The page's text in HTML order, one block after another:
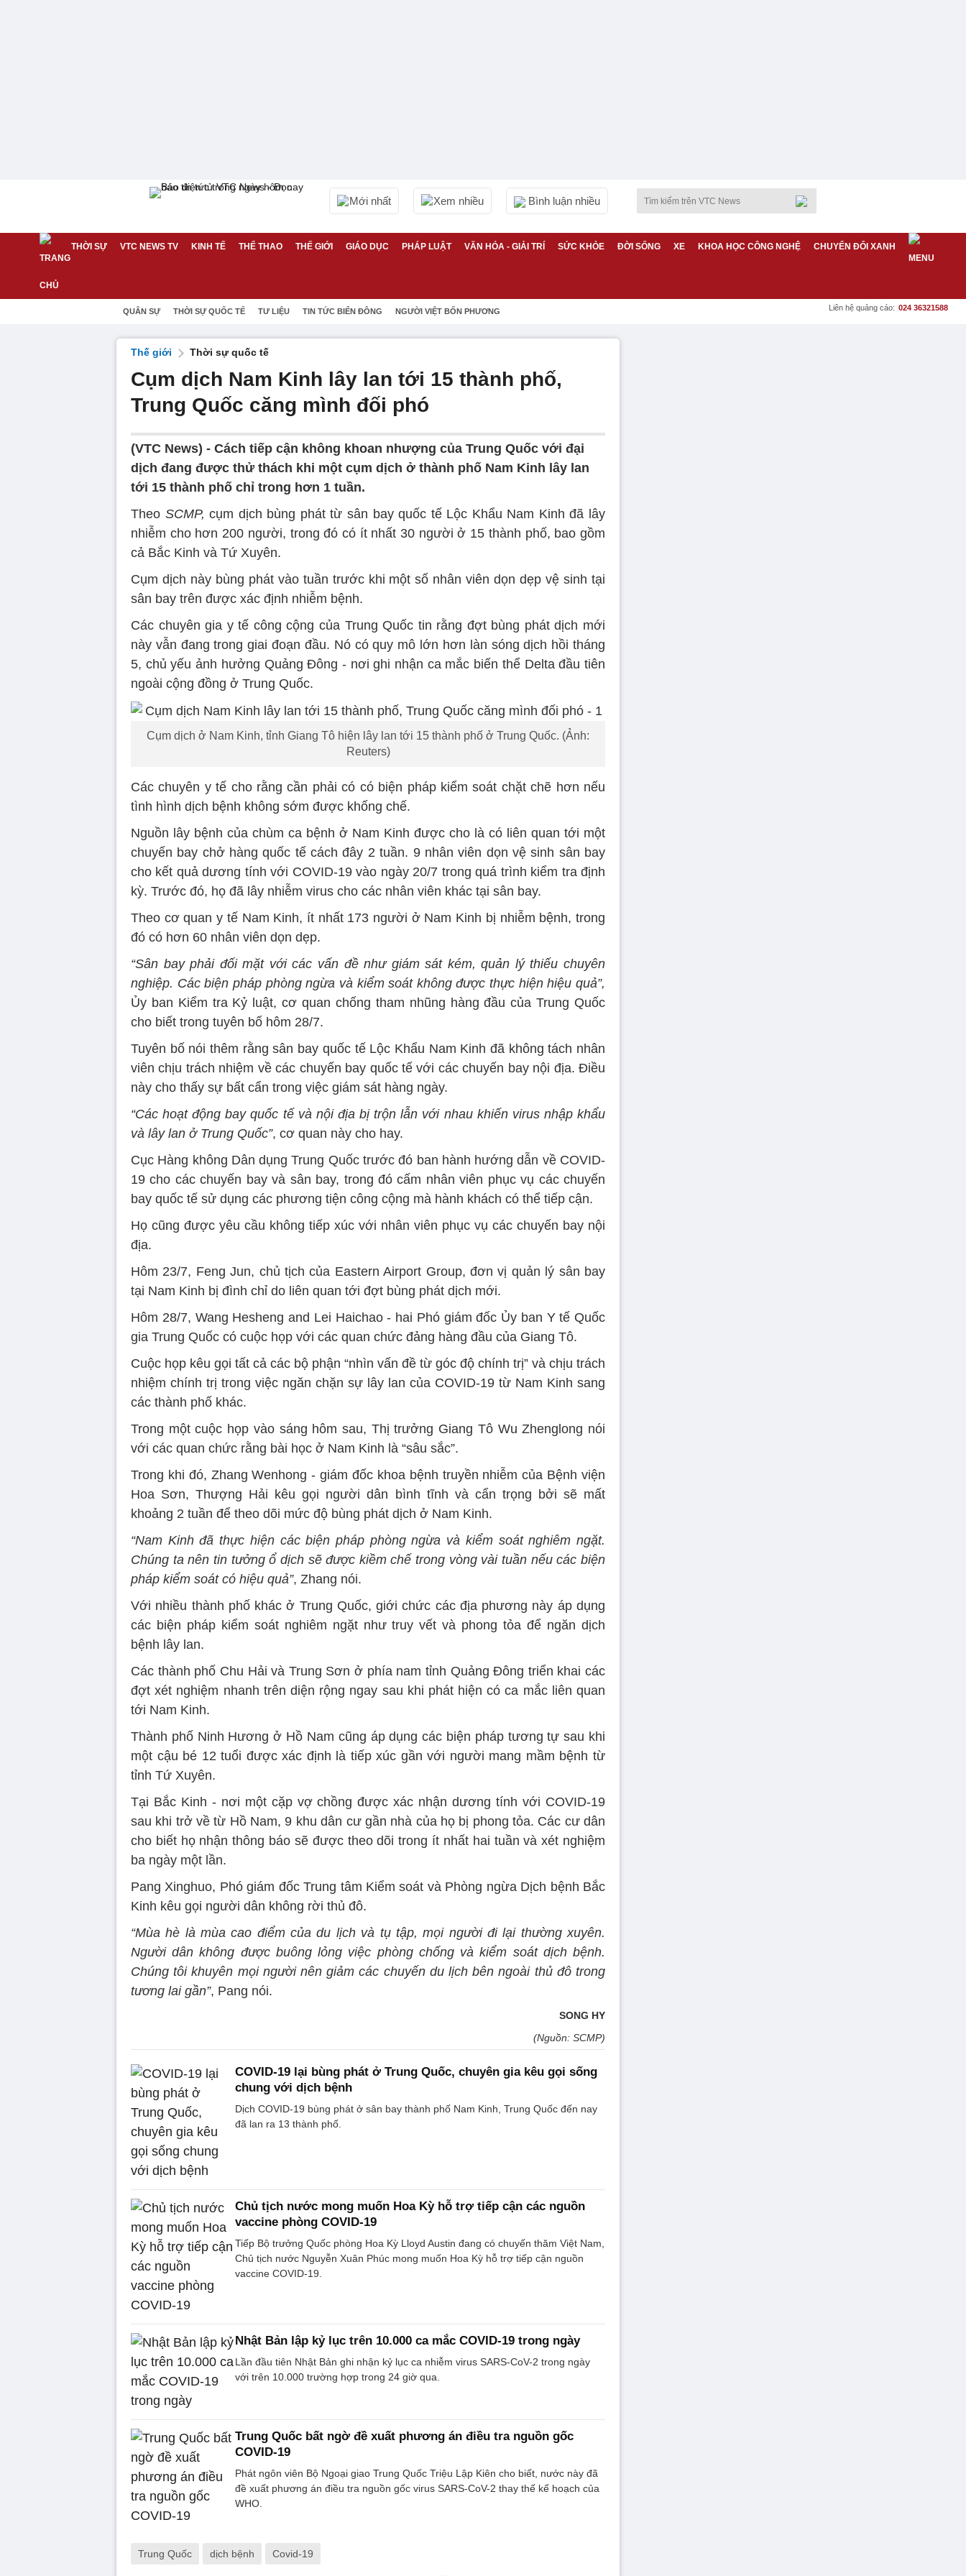
Mới nhất Xem nhiều Bình luận nhiều
THỜI SỰ VTC NEWS TV KINH TẾ THỂ THAO THẾ GIỚI GIÁO DỤC PHÁP LUẬT VĂN HÓA - GIẢI TRÍ SỨC KHỎE ĐỜI SỐNG XE KHOA HỌC CÔNG NGHỆ CHUYỂN ĐỔI XANH
QUÂN SỰ THỜI SỰ QUỐC TẾ TƯ LIỆU TIN TỨC BIỂN ĐÔNG NGƯỜI VIỆT BỐN PHƯƠNG Liên hệ quảng cáo: 024 36321588
Thế giới Thời sự quốc tế
Cụm dịch Nam Kinh lây lan tới 15 thành phố,
Trung Quốc căng mình đối phó
(VTC News) - Cách tiếp cận không khoan nhượng của Trung Quốc với đại
dịch đang được thử thách khi một cụm dịch ở thành phố Nam Kinh lây lan
tới 15 thành phố chỉ trong hơn 1 tuần.
Theo SCMP, cụm dịch bùng phát từ sân bay quốc tế Lộc Khẩu Nam Kinh đã lây
nhiễm cho hơn 200 người, trong đó có ít nhất 30 người ở 15 thành phố, bao gồm
cả Bắc Kinh và Tứ Xuyên.
Cụm dịch này bùng phát vào tuần trước khi một số nhân viên dọn dẹp vệ sinh tại
sân bay trên được xác định nhiễm bệnh.
Các chuyên gia y tế công cộng của Trung Quốc tin rằng đợt bùng phát dịch mới
này vẫn đang trong giai đoạn đầu. Nó có quy mô lớn hơn làn sóng dịch hồi tháng
5, chủ yếu ảnh hưởng Quảng Đông - nơi ghi nhận ca mắc biến thể Delta đầu tiên
ngoài cộng đồng ở Trung Quốc.
Cụm dịch ở Nam Kinh, tỉnh Giang Tô hiện lây lan tới 15 thành phố ở Trung Quốc. (Ảnh:
Reuters)
Các chuyên y tế cho rằng cần phải có có biện pháp kiểm soát chặt chẽ hơn nếu
tình hình dịch bệnh không sớm được khống chế.
Nguồn lây bệnh của chùm ca bệnh ở Nam Kinh được cho là có liên quan tới một
chuyến bay chở hàng quốc tế cách đây 2 tuần. 9 nhân viên dọn vệ sinh sân bay
cho kết quả dương tính với COVID-19 vào ngày 20/7 trong quá trình kiểm tra định
kỳ. Trước đó, họ đã lây nhiễm virus cho các nhân viên khác tại sân bay.
Theo cơ quan y tế Nam Kinh, ít nhất 173 người ở Nam Kinh bị nhiễm bệnh, trong
đó có hơn 60 nhân viên dọn dẹp.
“Sân bay phải đối mặt với các vấn đề như giám sát kém, quản lý thiếu chuyên
nghiệp. Các biện pháp phòng ngừa và kiểm soát không được thực hiện hiệu quả”,
Ủy ban Kiểm tra Kỷ luật, cơ quan chống tham nhũng hàng đầu của Trung Quốc
cho biết trong tuyên bố hôm 28/7.
Tuyên bố nói thêm rằng sân bay quốc tế Lộc Khẩu Nam Kinh đã không tách nhân
viên chịu trách nhiệm về các chuyến bay quốc tế với các chuyến bay nội địa. Điều
này cho thấy sự bất cẩn trong việc giám sát hàng ngày.
“Các hoạt động bay quốc tế và nội địa bị trộn lẫn với nhau khiến virus nhập khẩu
và lây lan ở Trung Quốc”, cơ quan này cho hay.
Cục Hàng không Dân dụng Trung Quốc trước đó ban hành hướng dẫn về COVID-
19 cho các chuyến bay và sân bay, trong đó cấm nhân viên phục vụ các chuyến
bay quốc tế sử dụng các phương tiện công cộng mà hành khách có thể tiếp cận.
Họ cũng được yêu cầu không tiếp xúc với nhân viên phục vụ các chuyến bay nội
địa.
Hôm 23/7, Feng Jun, chủ tịch của Eastern Airport Group, đơn vị quản lý sân bay
tại Nam Kinh bị đình chỉ do liên quan tới đợt bùng phát dịch mới.
Hôm 28/7, Wang Hesheng and Lei Haichao - hai Phó giám đốc Ủy ban Y tế Quốc
gia Trung Quốc có cuộc họp với các quan chức đảng hàng đầu của Giang Tô.
Cuộc họp kêu gọi tất cả các bộ phận “nhìn vấn đề từ góc độ chính trị” và chịu trách
nhiệm chính trị trong việc ngăn chặn sự lây lan của COVID-19 từ Nam Kinh sang
các thành phố khác.
Trong một cuộc họp vào sáng hôm sau, Thị trưởng Giang Tô Wu Zhenglong nói
với các quan chức rằng bài học ở Nam Kinh là “sâu sắc”.
Trong khi đó, Zhang Wenhong - giám đốc khoa bệnh truyền nhiễm của Bệnh viện
Hoa Sơn, Thượng Hải kêu gọi người dân bình tĩnh và cẩn trọng bởi sẽ mất
khoảng 2 tuần để theo dõi mức độ bùng phát dịch ở Nam Kinh.
“Nam Kinh đã thực hiện các biện pháp phòng ngừa và kiểm soát nghiêm ngặt.
Chúng ta nên tin tưởng ổ dịch sẽ được kiềm chế trong vòng vài tuần nếu các biện
pháp kiểm soát có hiệu quả”, Zhang nói.
Với nhiều thành phố khác ở Trung Quốc, giới chức các địa phương này áp dụng
các biện pháp kiểm soát nghiêm ngặt như truy vết và phong tỏa để ngăn dịch
bệnh lây lan.
Các thành phố Chu Hải và Trung Sơn ở phía nam tỉnh Quảng Đông triển khai các
đợt xét nghiệm nhanh trên diện rộng ngay sau khi phát hiện có ca mắc liên quan
tới Nam Kinh.
Thành phố Ninh Hương ở Hồ Nam cũng áp dụng các biện pháp tương tự sau khi
một cậu bé 12 tuổi được xác định là tiếp xúc gần với người mang mầm bệnh từ
tỉnh Tứ Xuyên.
Tại Bắc Kinh - nơi một cặp vợ chồng được xác nhận dương tính với COVID-19
sau khi trở về từ Hồ Nam, 9 khu dân cư gần nhà của họ bị phong tỏa. Các cư dân
cho biết họ nhận thông báo sẽ được theo dõi trong ít nhất hai tuần và xét nghiệm
ba ngày một lần.
Pang Xinghuo, Phó giám đốc Trung tâm Kiểm soát và Phòng ngừa Dịch bệnh Bắc
Kinh kêu gọi người dân không rời thủ đô.
“Mùa hè là mùa cao điểm của du lịch và tụ tập, mọi người đi lại thường xuyên.
Người dân không được buông lỏng việc phòng chống và kiểm soát dịch bệnh.
Chúng tôi khuyên mọi người nên giảm các chuyến du lịch bên ngoài thủ đô trong
tương lai gần”, Pang nói.
SONG HY
(Nguồn: SCMP)
COVID-19 lại bùng phát ở Trung Quốc, chuyên gia kêu gọi sống
chung với dịch bệnh
Dịch COVID-19 bùng phát ở sân bay thành phố Nam Kinh, Trung Quốc đến nay
đã lan ra 13 thành phố.
Chủ tịch nước mong muốn Hoa Kỳ hỗ trợ tiếp cận các nguồn
vaccine phòng COVID-19
Tiếp Bộ trưởng Quốc phòng Hoa Kỳ Lloyd Austin đang có chuyến thăm Việt Nam,
Chủ tịch nước Nguyễn Xuân Phúc mong muốn Hoa Kỳ hỗ trợ tiếp cận nguồn
vaccine COVID-19.
Nhật Bản lập kỷ lục trên 10.000 ca mắc COVID-19 trong ngày
Lần đầu tiên Nhật Bản ghi nhận kỷ lục ca nhiễm virus SARS-CoV-2 trong ngày
với trên 10.000 trường hợp trong 24 giờ qua.
Trung Quốc bất ngờ đề xuất phương án điều tra nguồn gốc
COVID-19
Phát ngôn viên Bộ Ngoại giao Trung Quốc Triệu Lập Kiên cho biết, nước này đã
đề xuất phương án điều tra nguồn gốc virus SARS-CoV-2 thay thế kế hoạch của
WHO.
Trung Quốc dịch bệnh Covid-19